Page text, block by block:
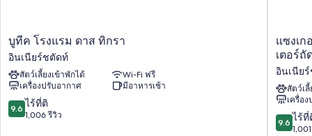
สิ่งอำนวยความสะดวกเพิ่มเติมภายในห้องพักได้แก่
เครื่องนอนป้องกันสารก่อภูมิแพ้, ฟูกเสริมที่นอน และผ้านวมขนเป็ด
ของใช้ในห้องน้ำฟรีและไดร์เป่าผม
ทีวีจอแอลอีดี 43 นิ้ว พร้อม ช่องเคเบิล
ห้องนั่งเล่นแยกเป็นสัดส่วน, เปล/เตียงเด็กอ่อนฟรี และเครื่องทำความ
บูที
ค
โรงแรม
ดาส
ทิ
กรา
อิน
บูทีค โรงแรม ดาส ทิกรา
อินเนียร์ชตัดท์
สัตว์เลี้ยงเข้าพักได้
Wi-Fi ฟรี
เครื่องปรับอากาศ
มีอาหารเช้า
9.6
จาก
9.6 ไร้ที่ติ
1,006 รีวิว
แซง
เก
อส
ทราส
21-
25
อ
พาร์
แซงเก
เตอร์ถั
อินเนีย
สัตว์เ
เครื่อ
9.6
จาก
9.6 ไร้ที่